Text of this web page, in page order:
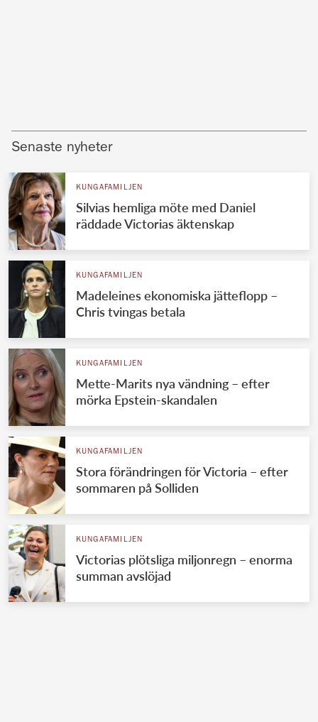
Senaste nyheter
KUNGAFAMILJEN
Silvias hemliga möte med Daniel
räddade Victorias äktenskap
KUNGAFAMILJEN
Madeleines ekonomiska jätteflopp –
Chris tvingas betala
KUNGAFAMILJEN
Mette-Marits nya vändning – efter
mörka Epstein-skandalen
KUNGAFAMILJEN
Stora förändringen för Victoria – efter
sommaren på Solliden
KUNGAFAMILJEN
Victorias plötsliga miljonregn – enorma
summan avslöjad